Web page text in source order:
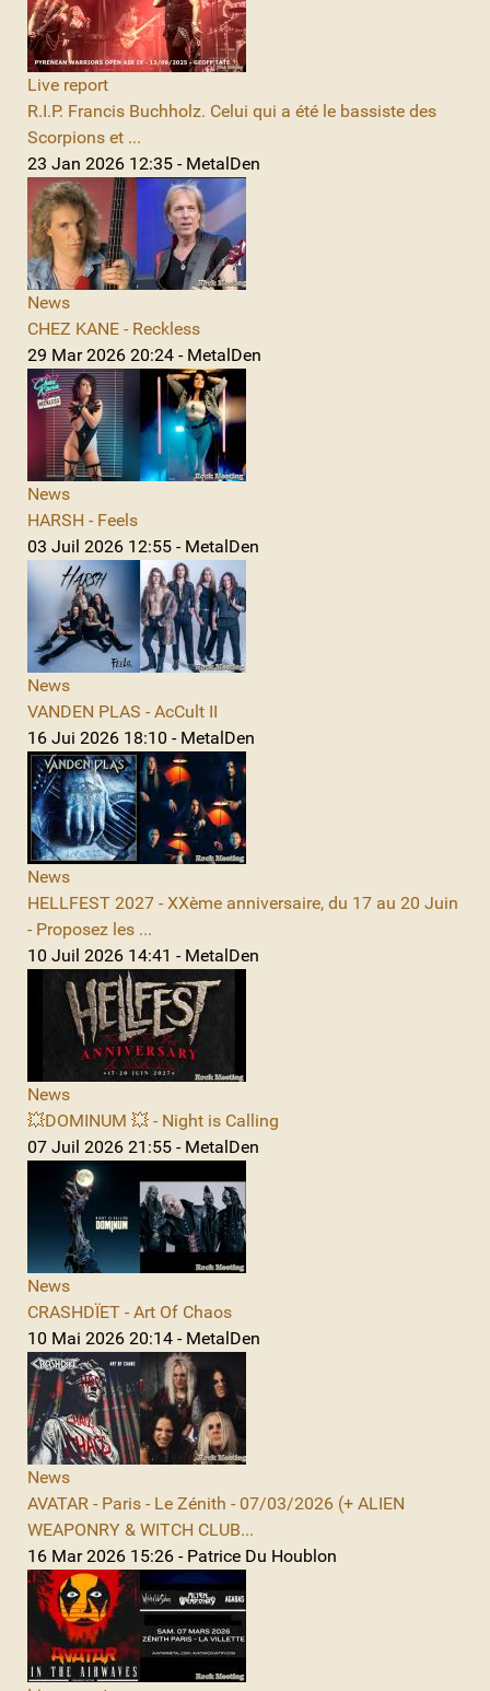
Live report
R.I.P. Francis Buchholz. Celui qui a été le bassiste des
Scorpions et ...
23 Jan 2026 12:35 - MetalDen
News
CHEZ KANE - Reckless
29 Mar 2026 20:24 - MetalDen
News
HARSH - Feels
03 Juil 2026 12:55 - MetalDen
News
VANDEN PLAS - AcCult II
16 Jui 2026 18:10 - MetalDen
News
HELLFEST 2027 - XXème anniversaire, du 17 au 20 Juin
- Proposez les ...
10 Juil 2026 14:41 - MetalDen
News
💥DOMINUM 💥 - Night is Calling
07 Juil 2026 21:55 - MetalDen
News
CRASHDÏET - Art Of Chaos
10 Mai 2026 20:14 - MetalDen
News
AVATAR - Paris - Le Zénith - 07/03/2026 (+ ALIEN
WEAPONRY & WITCH CLUB...
16 Mar 2026 15:26 - Patrice Du Houblon